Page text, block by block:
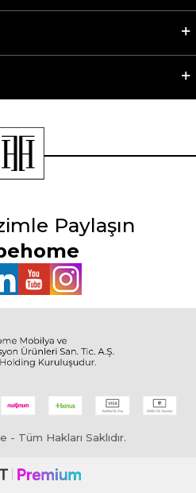
Paylaşın
Tüm Hakları Saklıdır.